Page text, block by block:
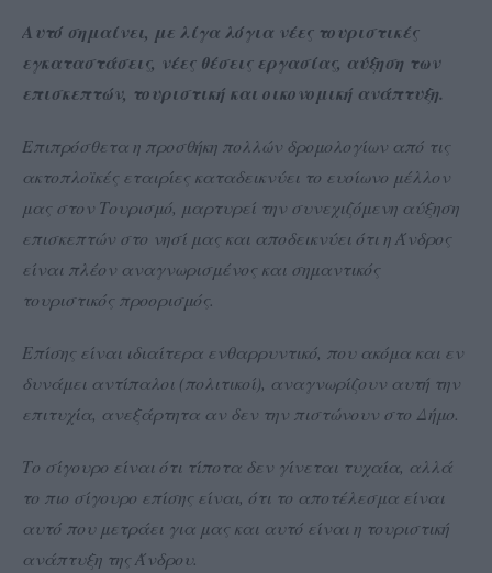
Αυτό σημαίνει, με λίγα λόγια νέες τουριστικές
εγκαταστάσεις, νέες θέσεις εργασίας, αύξηση των
επισκεπτών, τουριστική και οικονομική ανάπτυξη.
Επιπρόσθετα η προσθήκη πολλών δρομολογίων από τις
ακτοπλοϊκές εταιρίες καταδεικνύει το ευοίωνο μέλλον
μας στον Τουρισμό, μαρτυρεί την συνεχιζόμενη αύξηση
επισκεπτών στο νησί μας και αποδεικνύει ότι η Άνδρος
είναι πλέον αναγνωρισμένος και σημαντικός
τουριστικός προορισμός.
Επίσης είναι ιδιαίτερα ενθαρρυντικό, που ακόμα και εν
δυνάμει αντίπαλοι (πολιτικοί), αναγνωρίζουν αυτή την
επιτυχία, ανεξάρτητα αν δεν την πιστώνουν στο Δήμο.
Το σίγουρο είναι ότι τίποτα δεν γίνεται τυχαία, αλλά
το πιο σίγουρο επίσης είναι, ότι το αποτέλεσμα είναι
αυτό που μετράει για μας και αυτό είναι η τουριστική
ανάπτυξη της Άνδρου.